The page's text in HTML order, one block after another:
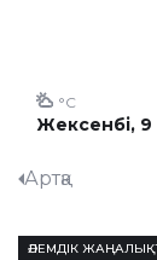
Жексенбі,
°C
Артқа
ӘЛЕМДІК